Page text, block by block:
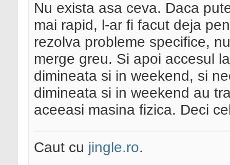
Nu exista asa ceva. Daca
mai rapid, l-ar fi facut deja
rezolva probleme specifice,
merge greu. Si apoi accesul
dimineata si in weekend, si
dimineata si in weekend au
aceeasi masina fizica. Deci
Caut cu jingle.ro.